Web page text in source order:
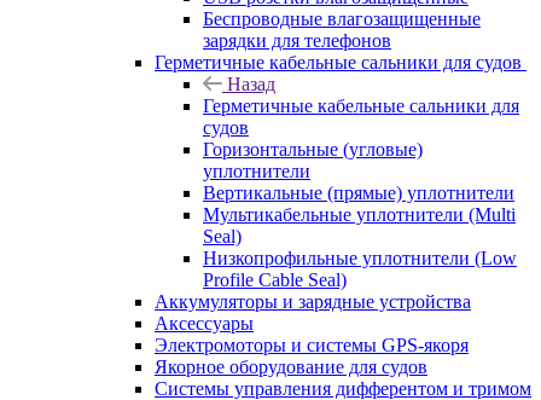
Беспроводные влагозащищенные
зарядки для телефонов
Герметичные кабельные сальники для судов
Назад
Герметичные кабельные сальники для
судов
Горизонтальные (угловые)
уплотнители
Вертикальные (прямые) уплотнители
Мультикабельные уплотнители (Multi
Seal)
Низкопрофильные уплотнители (Low
Profile Cable Seal)
Аккумуляторы и зарядные устройства
Аксессуары
Электромоторы и системы GPS-якоря
Якорное оборудование для судов
Системы управления дифферентом и тримом